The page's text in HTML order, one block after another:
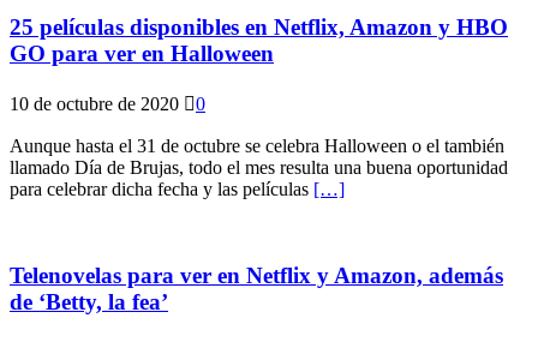
25 películas disponibles en Netflix, Amazon y HBO
GO para ver en Halloween
10 de octubre de 2020 0
Aunque hasta el 31 de octubre se celebra Halloween o el también
llamado Día de Brujas, todo el mes resulta una buena oportunidad
para celebrar dicha fecha y las películas […]
Telenovelas para ver en Netflix y Amazon, además
de ‘Betty, la fea’